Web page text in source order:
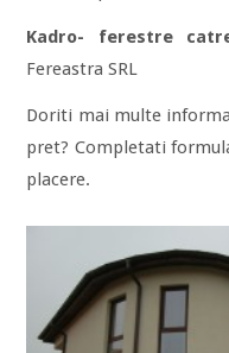
Kadro- ferestre
Fereastra SRL
Doriti mai multe
pret? Completati
placere.